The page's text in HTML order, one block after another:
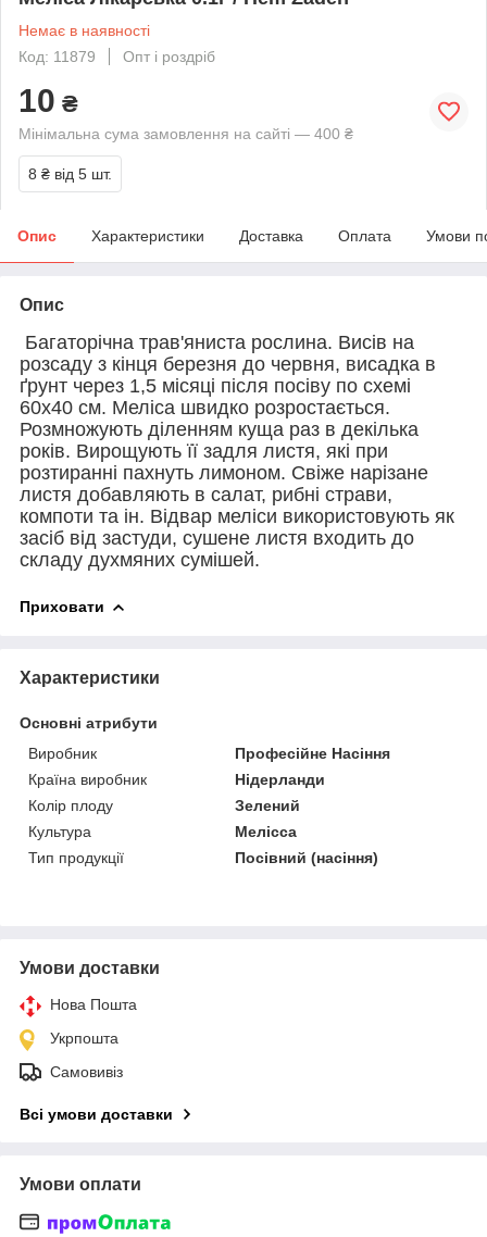
Немає в наявності
Код: 11879
Опт і роздріб
10 ₴
Мінімальна сума замовлення на сайті — 400 ₴
8 ₴ від 5 шт.
Опис Характеристики Доставка Оплата Умови
Опис
Багаторічна трав'яниста рослина. Висів на
розсаду з кінця березня до червня, висадка в
ґрунт через 1,5 місяці після посіву по схемі
60x40 см. Меліса швидко розростається.
Розмножують діленням куща раз в декілька
років. Вирощують її задля листя, які при
розтиранні пахнуть лимоном. Свіже нарізане
листя добавляють в салат, рибні страви,
компоти та ін. Відвар меліси використовують як
засіб від застуди, сушене листя входить до
складу духмяних сумішей.
Приховати
Характеристики
Основні атрибути
Виробник
Професійне Насіння
Країна виробник
Нідерланди
Колір плоду
Зелений
Культура
Мелісса
Тип продукції
Посівний (насіння)
Умови доставки
Нова Пошта
Укрпошта
Самовивіз
Всі умови доставки
Умови оплати